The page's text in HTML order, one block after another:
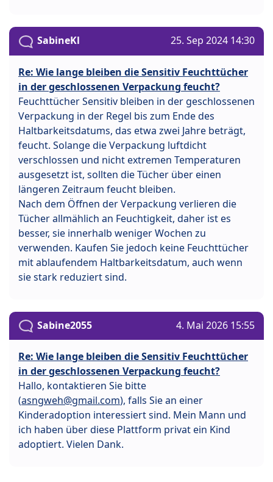
SabineKl 25. Sep 2024 14:30
Re: Wie lange bleiben die Sensitiv Feuchttücher
in der geschlossenen Verpackung feucht?
Feuchttücher Sensitiv bleiben in der geschlossenen
Verpackung in der Regel bis zum Ende des
Haltbarkeitsdatums, das etwa zwei Jahre beträgt,
feucht. Solange die Verpackung luftdicht
verschlossen und nicht extremen Temperaturen
ausgesetzt ist, sollten die Tücher über einen
längeren Zeitraum feucht bleiben.
Nach dem Öffnen der Verpackung verlieren die
Tücher allmählich an Feuchtigkeit, daher ist es
besser, sie innerhalb weniger Wochen zu
verwenden. Kaufen Sie jedoch keine Feuchttücher
mit ablaufendem Haltbarkeitsdatum, auch wenn
sie stark reduziert sind.
Sabine2055 4. Mai 2026 15:55
Re: Wie lange bleiben die Sensitiv Feuchttücher
in der geschlossenen Verpackung feucht?
Hallo, kontaktieren Sie bitte
(asngweh@gmail.com), falls Sie an einer
Kinderadoption interessiert sind. Mein Mann und
ich haben über diese Plattform privat ein Kind
adoptiert. Vielen Dank.